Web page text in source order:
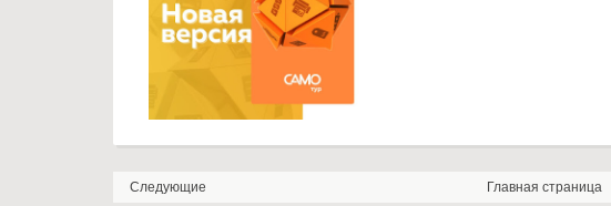
Следующие Главная страница